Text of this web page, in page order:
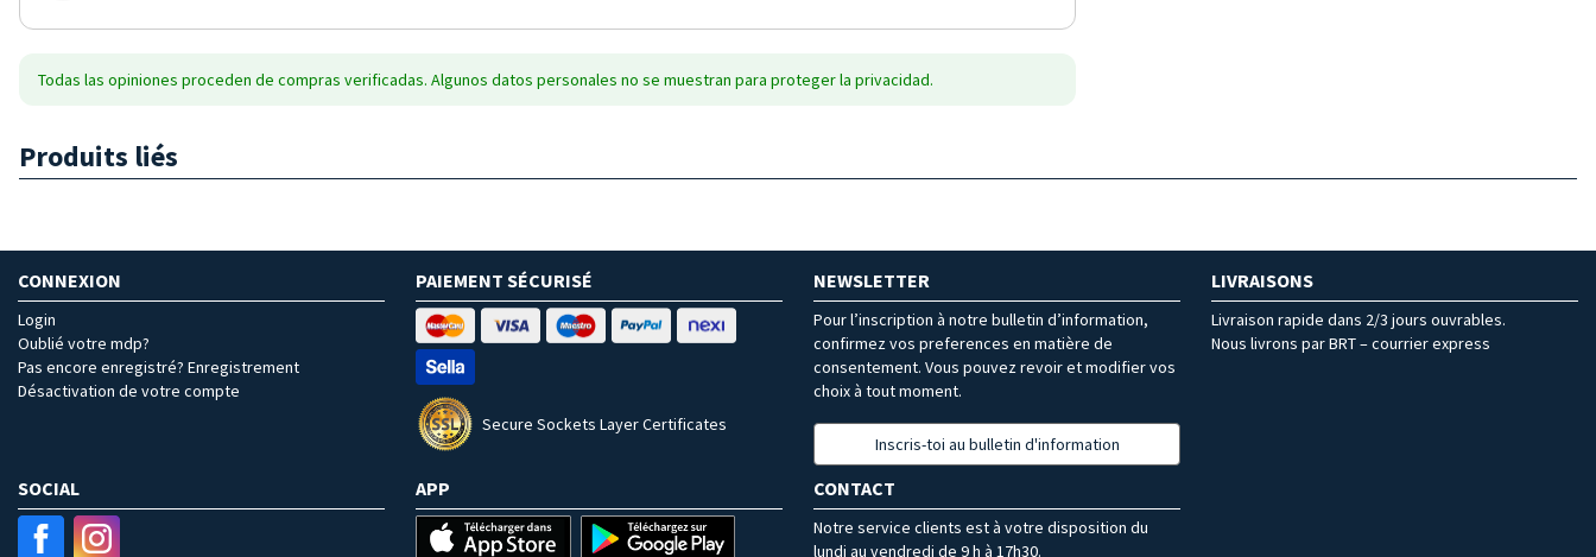
Todas las opiniones proceden de compras verificadas. Algunos datos personales no se muestran para proteger la privacidad.
Produits liés
CONNEXION
Login
Oublié votre mdp?
Pas encore enregistré? Enregistrement
Désactivation de votre compte
PAIEMENT SÉCURISÉ
Secure Sockets Layer Certificates
NEWSLETTER
Pour l’inscription à notre bulletin d’information,
confirmez vos preferences en matière de
consentement. Vous pouvez revoir et modifier vos
choix à tout moment.
Inscris-toi au bulletin d'information
LIVRAISONS
Livraison rapide dans 2/3 jours ouvrables.
Nous livrons par BRT – courrier express
SOCIAL APP CONTACT
Notre service clients est à votre disposition du
lundi au vendredi de 9 h à 17h30.